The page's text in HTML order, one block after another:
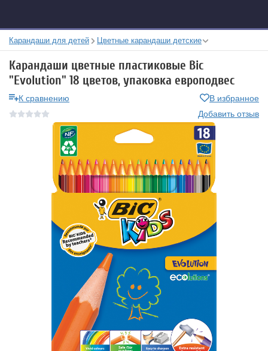
Карандаши для детей Цветные карандаши детские
Карандаши цветные пластиковые Bic
"Evolution" 18 цветов, упаковка европодвес
К сравнению
В избранное
Добавить отзыв